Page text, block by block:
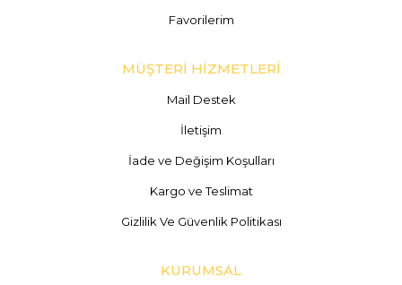
Favorilerim
MÜŞTERİ HİZMETLERİ
Mail Destek
İletişim
İade ve Değişim Koşulları
Kargo ve Teslimat
Gizlilik Ve Güvenlik Politikası
KURUMSAL